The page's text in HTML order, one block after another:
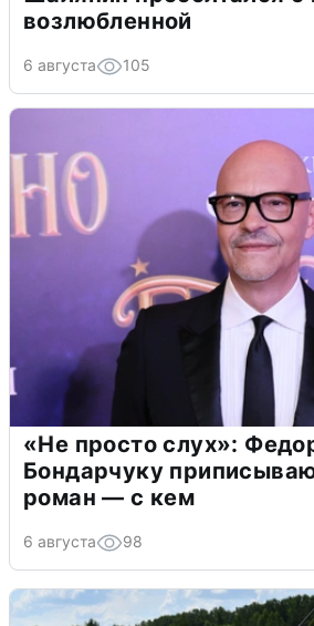
возлюбленной
6 августа 105
«Не просто слух»:
Бондарчуку
роман — с кем
6 августа 98